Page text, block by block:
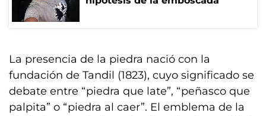
La presencia de la piedra nació con la
fundación de Tandil (1823), cuyo significado se
debate entre “piedra que late”, “peñasco que
palpita” o “piedra al caer”. El emblema de la